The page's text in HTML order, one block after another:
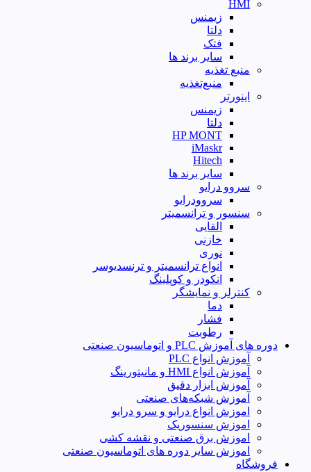
HMI
زیمنس
دلتا
فتک
سایر برند ها
منبع تغذیه
منبع‌تغذیه
اینورتر
زیمنس
دلتا
HP MONT
iMaskr
Hitech
سایر برند ها
سروو درایو
سروودرایو
سنسور و ترانسمیتر
القایی
خازنی
نوری
انواع ترانسمیتر و ترنسدیوسر
انکودر و کوپلینگ
کنترلر و نمایشگر
دما
فشار
رطوبت
دوره های آموزش PLC و اتوماسیون صنعتی
آموزش انواع PLC
آموزش انواع HMI و مانیتورینگ
آموزش ابزار دقیق
آموزش شبکه‌های صنعتی
اموزش انواع درایو و سرو درایو
اموزش سنسوریک
اموزش برق صنعتی و نقشه کشی
اموزش سایر دوره های اتوماسیون صنعتی
فروشگاه